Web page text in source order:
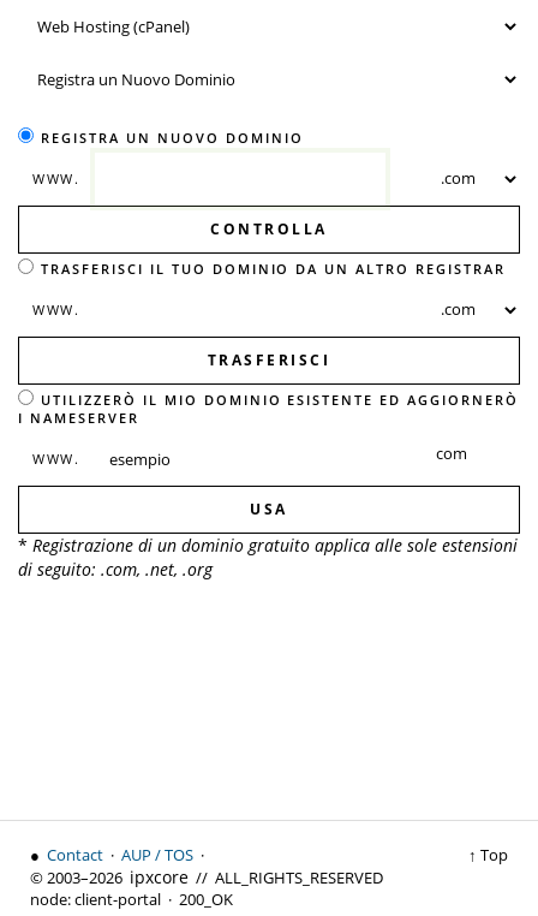
REGISTRA UN NUOVO DOMINIO
WWW.
CONTROLLA
TRASFERISCI IL TUO DOMINIO DA UN ALTRO REGISTRAR
WWW.
TRASFERISCI
UTILIZZERÒ IL MIO DOMINIO ESISTENTE ED AGGIORNERÒ
I NAMESERVER
WWW.
USA
* Registrazione di un dominio gratuito applica alle sole estensioni
di seguito: .com, .net, .org
● Contact · AUP / TOS ·
↑ Top
© 2003–2026 ipxcore // ALL_RIGHTS_RESERVED
node:client-portal · 200_OK